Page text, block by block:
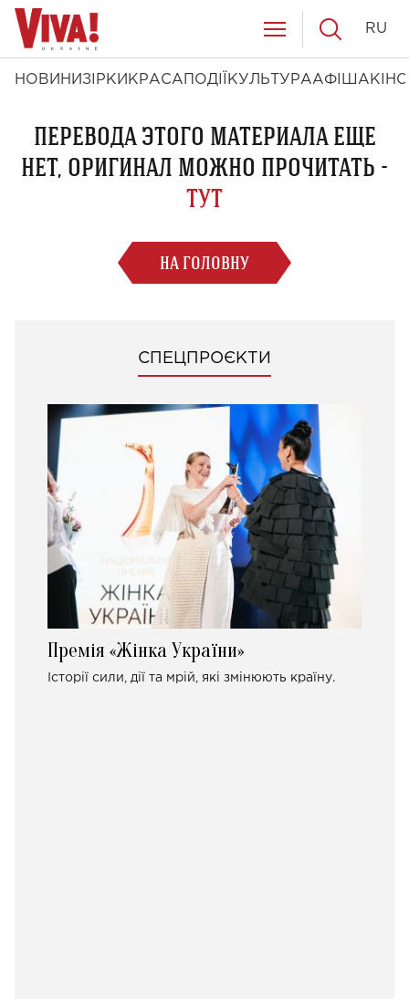
НОВИНИ ЗІРКИ КРАСА ПОДІЇ КУЛЬТУРААФІША КІНО
RU
ПЕРЕВОДА ЭТОГО МАТЕРИАЛА ЕЩЕ
НЕТ, ОРИГИНАЛ МОЖНО ПРОЧИТАТЬ -
ТУТ
НА ГОЛОВНУ
СПЕЦПРОЄКТИ
Премія «Жінка України»
Історії сили, дії та мрій, які змінюють країну.